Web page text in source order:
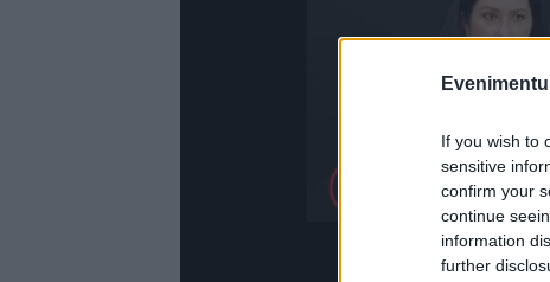
If you wish to
sensitive
confirm your
continue
information
further